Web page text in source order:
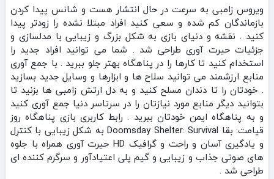
ویروس زامبی به سرعت در حال انتشار هست و شانس پیدا کردن
بازماندگان کم شده و سعی کنید افراد مبتلا نشده را زودتر پیدا
کنید . نقشه و دنیای بازی به شکل بزرگ و زیبایی با مدلسازی و
جزئیات حیرت آوری طراحی شد . شما می توانید افراد جدید را
استخدام کنید تا کارها را در پناهگاه بهتر جلو ببرید . با جمع آوری
منابع ارزشمند می توانید سلاح ها و ابزارها و وسایل جدید بسازید
. خودتان را تا دندان مسلح کنید و به دل ارتش زامبی ها بزنید تا
بتوانید دیگر منابع مورد نیازتان را در سرتاسر دنیا جمع آوری کنید
و به پناهگاه ایمن خودتان ببرید . رابط کاربری بازی پناهگاه روز
قیامت: بقا Doomsday Shelter: Survival به شکل زیبایی با کنترل
و یادگیری آسان و راحت و گرافیک HD حیرت آوری همراه با جلوه
های صوتی جذاب و زیبایی و گیم پلی اعتیادآور و سرگرم کننده ای
طراحی شد .